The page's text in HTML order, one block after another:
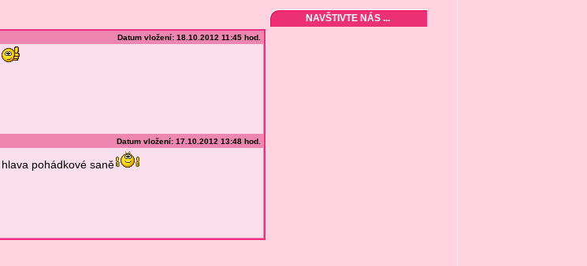
Datum vložení: 18.10.2012 11:45 hod.
Datum vložení: 17.10.2012 13:48 hod.
pohádkové saně
NAVŠTIVTE NÁS ...